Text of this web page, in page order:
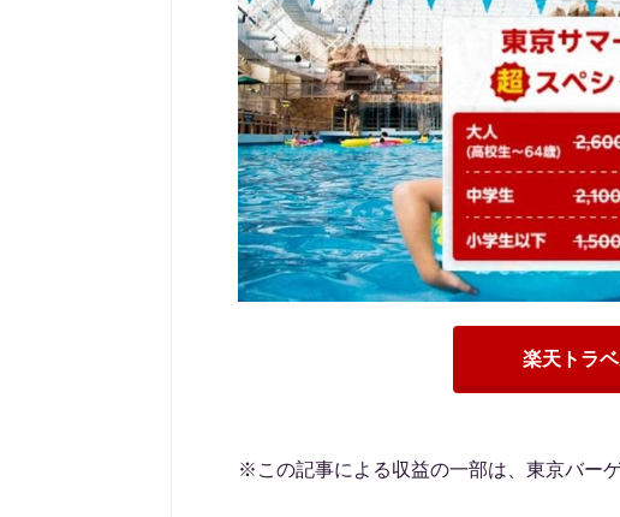
楽天トラ
※この記事による収益の一部は、東京バー